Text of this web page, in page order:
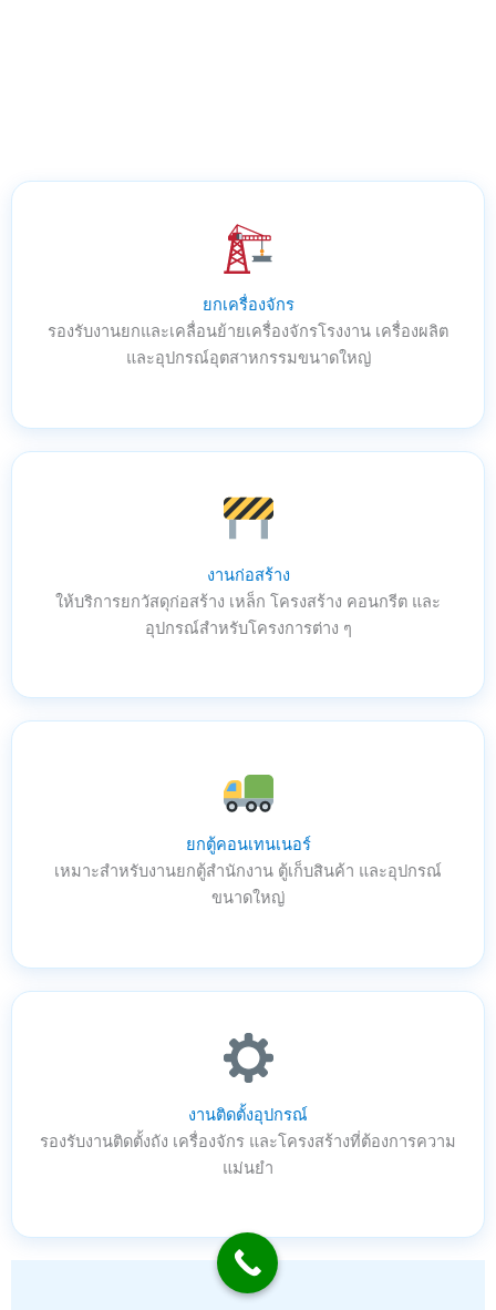
ยกเครื่องจักร
รองรับงานยกและเคลื่อนย้ายเครื่องจักรโรงงาน เครื่องผลิต
และอุปกรณ์อุตสาหกรรมขนาดใหญ่
งานก่อสร้าง
ให้บริการยกวัสดุก่อสร้าง เหล็ก โครงสร้าง คอนกรีต และ
อุปกรณ์สำหรับโครงการต่าง ๆ
ยกตู้คอนเทนเนอร์
เหมาะสำหรับงานยกตู้สำนักงาน ตู้เก็บสินค้า และอุปกรณ์
ขนาดใหญ่
งานติดตั้งอุปกรณ์
รองรับงานติดตั้งถัง เครื่องจักร และโครงสร้างที่ต้องการความ
แม่นยำ